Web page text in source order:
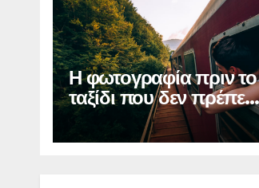
Η φωτογραφία πριν το
ταξίδι που δεν πρέπει
να δημοσιεύσετε